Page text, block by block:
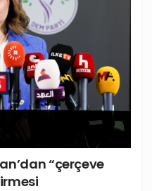
“çerçeve